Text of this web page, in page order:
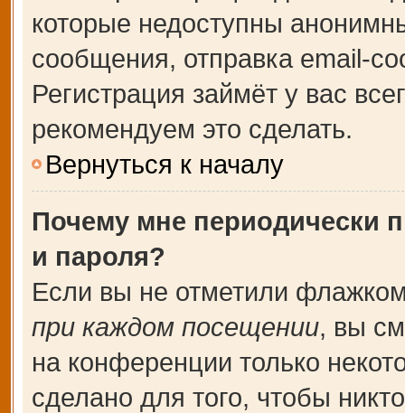
которые недоступны
сообщения, отправка email-
Регистрация займёт у вас
рекомендуем это сделать.
Вернуться к началу
Почему мне периодически
и пароля?
Если вы не отметили
при каждом посещении, вы
на конференции только
сделано для того, чтобы